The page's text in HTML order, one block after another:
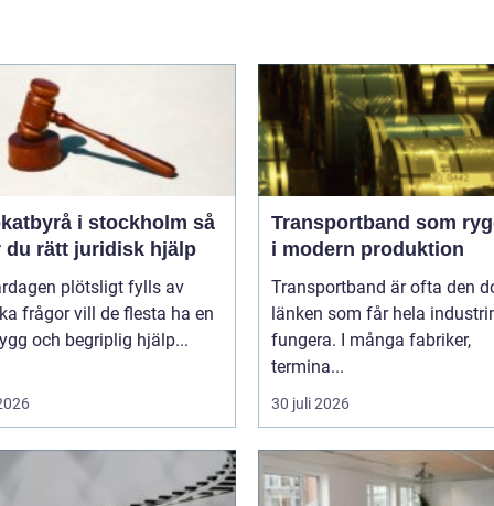
i stockholm så
du rätt juridisk hjälp
plötsligt fylls av
frågor vill de flesta ha en
och begriplig hjälp...
Transportband som
i modern produktion
Transportband är ofta den
länken som får hela
fungera. I många fabriker,
termina...
30 juli 2026